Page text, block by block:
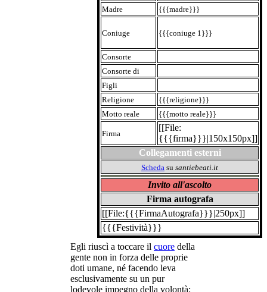
Madre
{{{madre}}}
Coniuge {{{coniuge 1}}}
Consorte
Consorte di
Figli
Religione
{{{religione}}}
Motto reale
{{{motto reale}}}
Firma
[[File:
{{{firma}}}|150x150px]]
Collegamenti esterni
Scheda su santiebeati.it
Invito all'ascolto
Firma autografa
[[File:{{{FirmaAutografa}}}|250px]]
{{{Festività}}}
Egli riuscì a toccare il cuore della
gente non in forza delle proprie
doti umane, né facendo leva
esclusivamente su un pur
lodevole impegno della volontà;